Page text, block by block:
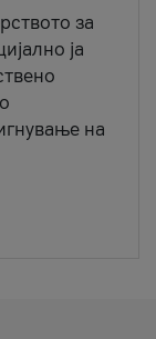
за
ја
на